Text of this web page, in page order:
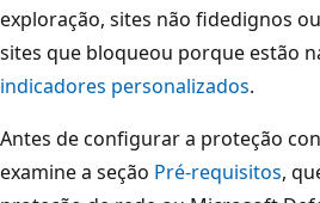
exploração, sites não fidedignos
sites que bloqueou porque estão
indicadores personalizados.
Antes de configurar a proteção
examine a seção Pré-requisitos,